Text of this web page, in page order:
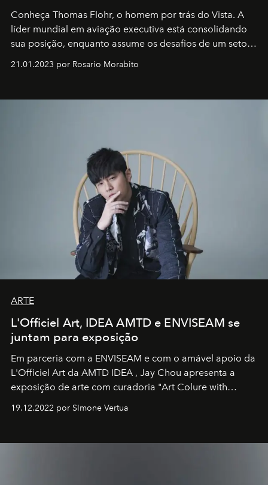
Conheça Thomas Flohr, o homem por trás do Vista. A
líder mundial em aviação executiva está consolidando
sua posição, enquanto assume os desafios de um setor
21.01.2023 por Rosario Morabito
ARTE
L'Officiel Art, IDEA AMTD e ENVISEAM se
juntam para exposição
Em parceria com a ENVISEAM e com o amável apoio da
L'Officiel Art da AMTD IDEA , Jay Chou apresenta a
exposição de arte com curadoria "Art Colure with
19.12.2022 por SImone Vertua